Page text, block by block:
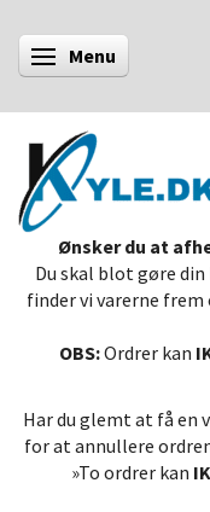
Skifte navigation
Menu
Ønsker du at
Du skal blot gøre
finder vi varerne frem
OBS:Ordrer kan
Har du glemt at få en
for at annullere
»To ordrer kan